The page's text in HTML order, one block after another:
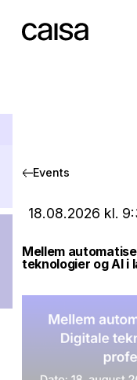
Events
18.08.2026 kl.
Mellem
teknologier og AI